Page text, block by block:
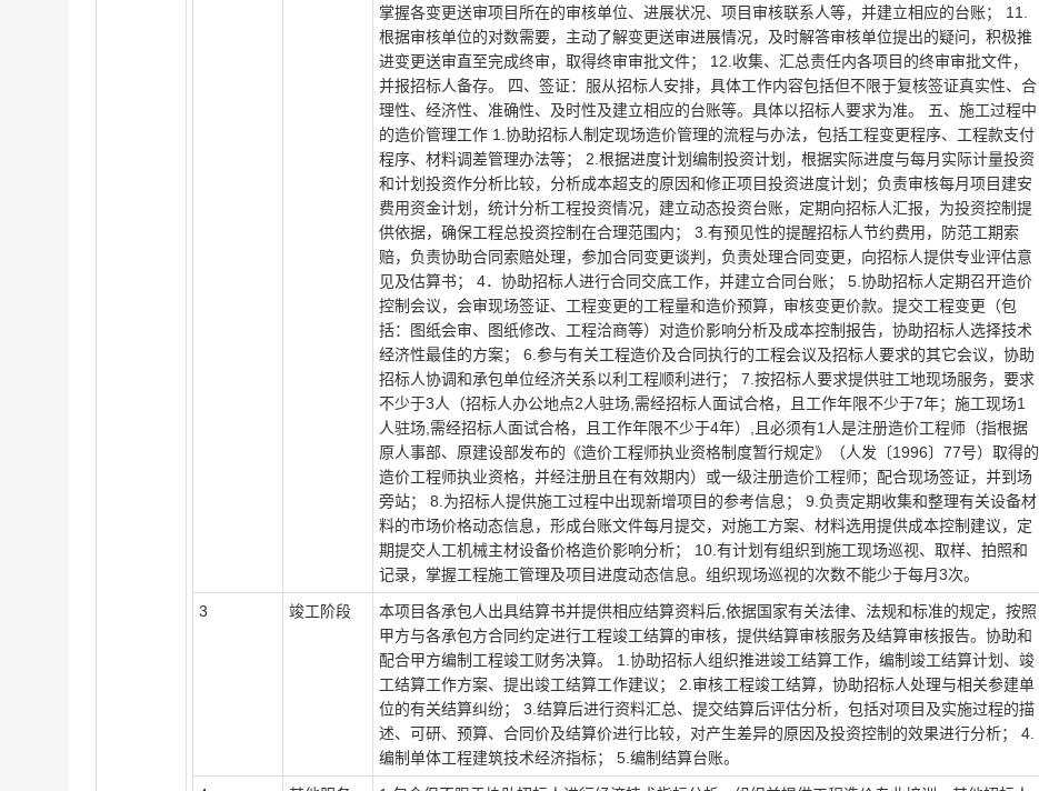
掌握各变更送审项目所在的审核单位、进展状况、项目审核联系人等，并建立相应的台账； 11.
根据审核单位的对数需要，主动了解变更送审进展情况，及时解答审核单位提出的疑问，积极推
进变更送审直至完成终审，取得终审审批文件； 12.收集、汇总责任内各项目的终审审批文件，
并报招标人备存。 四、签证：服从招标人安排，具体工作内容包括但不限于复核签证真实性、合
理性、经济性、准确性、及时性及建立相应的台账等。具体以招标人要求为准。 五、施工过程中
的造价管理工作 1.协助招标人制定现场造价管理的流程与办法，包括工程变更程序、工程款支付
程序、材料调差管理办法等； 2.根据进度计划编制投资计划，根据实际进度与每月实际计量投资
和计划投资作分析比较，分析成本超支的原因和修正项目投资进度计划；负责审核每月项目建安
费用资金计划，统计分析工程投资情况，建立动态投资台账，定期向招标人汇报，为投资控制提
供依据，确保工程总投资控制在合理范围内； 3.有预见性的提醒招标人节约费用，防范工期索
赔，负责协助合同索赔处理，参加合同变更谈判，负责处理合同变更，向招标人提供专业评估意
见及估算书； 4．协助招标人进行合同交底工作，并建立合同台账； 5.协助招标人定期召开造价
控制会议，会审现场签证、工程变更的工程量和造价预算，审核变更价款。提交工程变更（包
括：图纸会审、图纸修改、工程洽商等）对造价影响分析及成本控制报告，协助招标人选择技术
经济性最佳的方案； 6.参与有关工程造价及合同执行的工程会议及招标人要求的其它会议，协助
招标人协调和承包单位经济关系以利工程顺利进行； 7.按招标人要求提供驻工地现场服务，要求
不少于3人（招标人办公地点2人驻场,需经招标人面试合格，且工作年限不少于7年；施工现场1
人驻场,需经招标人面试合格，且工作年限不少于4年）,且必须有1人是注册造价工程师（指根据
原人事部、原建设部发布的《造价工程师执业资格制度暂行规定》（人发〔1996〕77号）取得的
造价工程师执业资格，并经注册且在有效期内）或一级注册造价工程师；配合现场签证，并到场
旁站； 8.为招标人提供施工过程中出现新增项目的参考信息； 9.负责定期收集和整理有关设备材
料的市场价格动态信息，形成台账文件每月提交，对施工方案、材料选用提供成本控制建议，定
期提交人工机械主材设备价格造价影响分析； 10.有计划有组织到施工现场巡视、取样、拍照和
记录，掌握工程施工管理及项目进度动态信息。组织现场巡视的次数不能少于每月3次。
3 竣工阶段
本项目各承包人出具结算书并提供相应结算资料后,依据国家有关法律、法规和标准的规定，按照
甲方与各承包方合同约定进行工程竣工结算的审核，提供结算审核服务及结算审核报告。协助和
配合甲方编制工程竣工财务决算。 1.协助招标人组织推进竣工结算工作，编制竣工结算计划、竣
工结算工作方案、提出竣工结算工作建议； 2.审核工程竣工结算，协助招标人处理与相关参建单
位的有关结算纠纷； 3.结算后进行资料汇总、提交结算后评估分析，包括对项目及实施过程的描
述、可研、预算、合同价及结算价进行比较，对产生差异的原因及投资控制的效果进行分析； 4.
编制单体工程建筑技术经济指标； 5.编制结算台账。